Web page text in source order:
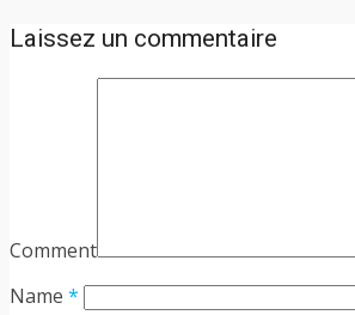
Laissez un commentaire
Comment
Name *